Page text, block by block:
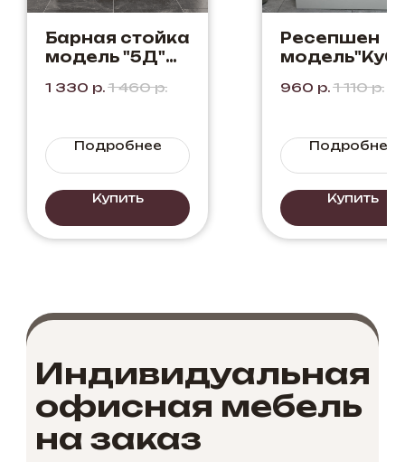
Барная стойка
модель "5Д"
Дуб Вотан
1 330 р. 1 460 р.
Подробнее
Купить
Ресепшен
модель"Куб"
р Каррара
960 р. 1 110 р.
Подробнее
Купить
Индивидуальная
офисная мебель
на заказ